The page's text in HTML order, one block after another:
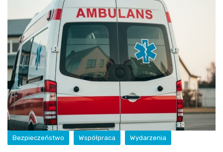
Bezpieczeństwo Współpraca Wydarzenia